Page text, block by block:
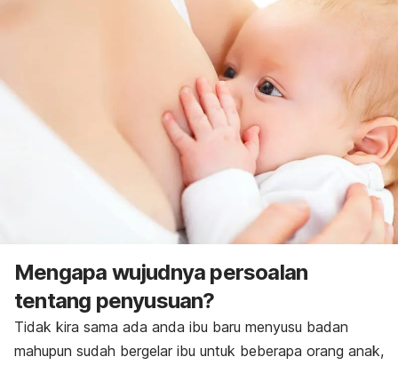
Mengapa wujudnya persoalan
tentang penyusuan?
Tidak kira sama ada anda ibu baru menyusu badan
mahupun sudah bergelar ibu untuk beberapa orang anak,